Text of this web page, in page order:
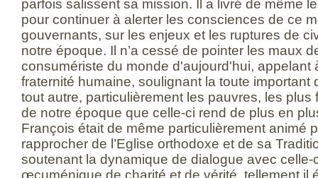
parfois salissent sa mission. Il a livré de même
pour continuer à alerter les consciences de ce
gouvernants, sur les enjeux et les ruptures de
notre époque. Il n’a cessé de pointer les maux
consumériste du monde d'aujourd'hui, appelant
fraternité humaine, soulignant la toute important
tout autre, particulièrement les pauvres, les plus
de notre époque que celle-ci rend de plus en
François était de même particulièrement animé
rapprocher de l’Eglise orthodoxe et de sa
soutenant la dynamique de dialogue avec celle-
œcuménique de charité et de vérité, tellement il